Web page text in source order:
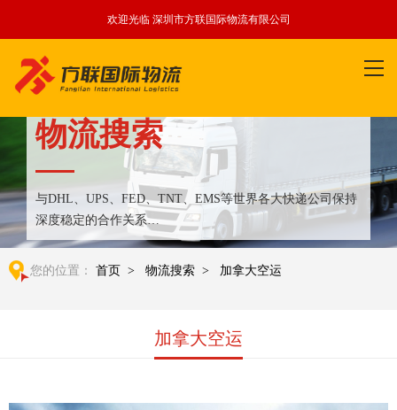
欢迎光临 深圳市方联国际物流有限公司
物流搜索
与DHL、UPS、FED、TNT、EMS等世界各大快递公司保持
深度稳定的合作关系
整合全球优质物流运输资源,满足国内外客户更多个性化需求
您的位置： 首页 > 物流搜索 > 加拿大空运
加拿大空运